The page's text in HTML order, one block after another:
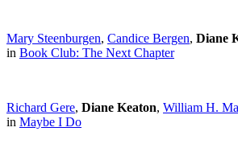
Mary Steenburgen, Candice Bergen, Diane
in Book Club: The Next Chapter
Richard Gere, Diane Keaton, William H.
in Maybe I Do